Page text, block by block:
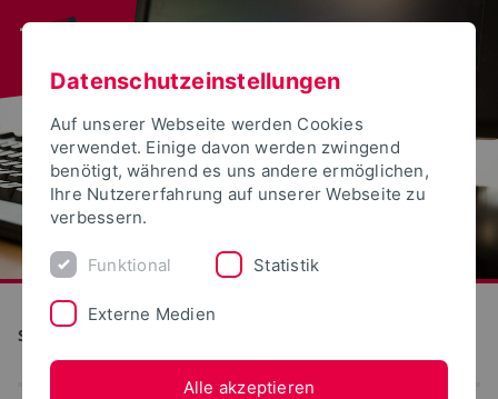
S(kim) - Service Kommunikation Information Medien
Datenschutzeinstellungen
Auf unserer Webseite werden Cookies
verwendet. Einige davon werden zwingend
benötigt, während es uns andere ermöglichen,
Ihre Nutzererfahrung auf unserer Webseite zu
verbessern.
Funktional Statistik
Externe Medien
Alle akzeptieren